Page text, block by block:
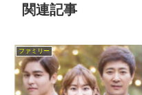
関連記事
ファミリー